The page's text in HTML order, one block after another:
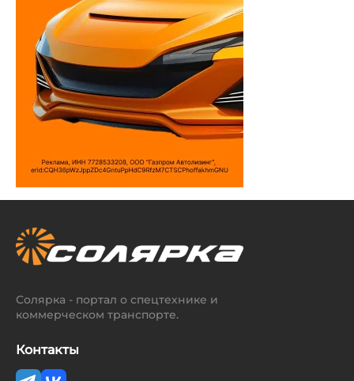
Солярка - портал о спецтехнике и
коммерческом транспорте.
Контакты